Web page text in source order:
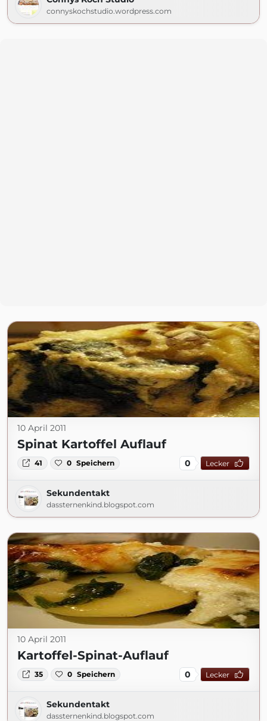
connyskochstudio.wordpress.com
10 April 2011
Spinat Kartoffel Auflauf
41 0 Speichern 0 Lecker
Sekundentakt
dassternenkind.blogspot.com
10 April 2011
Kartoffel-Spinat-Auflauf
35 0 Speichern 0 Lecker
Sekundentakt
dassternenkind.blogspot.com